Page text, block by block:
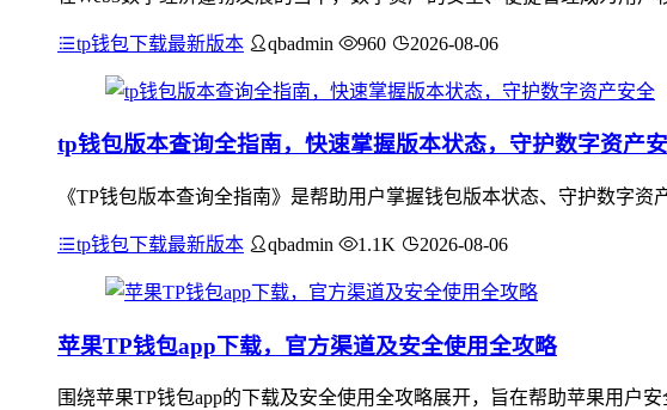
tp钱包下载最新版本 qbadmin 960 2026-08-06
tp钱包版本查询全指南，快速掌握版本状态，守护数字资产
《TP钱包版本查询全指南》是帮助用户掌握钱包版本状态、守护数字
tp钱包下载最新版本 qbadmin 1.1K 2026-08-06
苹果TP钱包app下载，官方渠道及安全使用全攻略
围绕苹果TP钱包app的下载及安全使用全攻略展开，旨在帮助苹果用户